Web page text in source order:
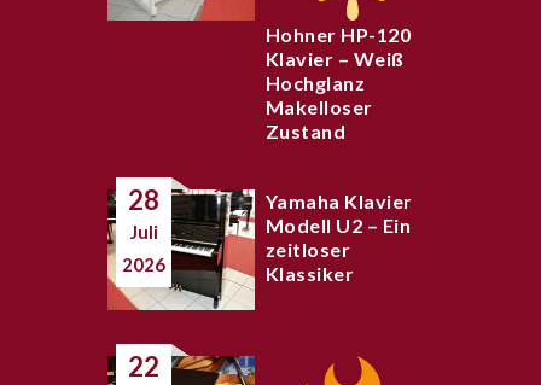
Hohner HP-120
Klavier – Weiß
Hochglanz
Makelloser
Zustand
28
Juli
2026
Yamaha Klavier
Modell U2 – Ein
zeitloser
Klassiker
22